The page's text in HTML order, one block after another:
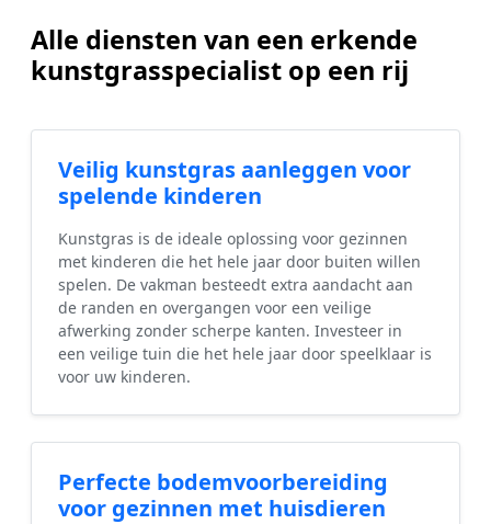
Alle diensten van een erkende
kunstgrasspecialist op een rij
Veilig kunstgras aanleggen voor
spelende kinderen
Kunstgras is de ideale oplossing voor gezinnen
met kinderen die het hele jaar door buiten willen
spelen. De vakman besteedt extra aandacht aan
de randen en overgangen voor een veilige
afwerking zonder scherpe kanten. Investeer in
een veilige tuin die het hele jaar door speelklaar is
voor uw kinderen.
Perfecte bodemvoorbereiding
voor gezinnen met huisdieren